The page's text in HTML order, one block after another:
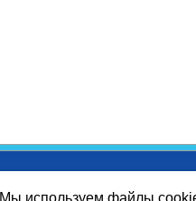
Мы используем файлы